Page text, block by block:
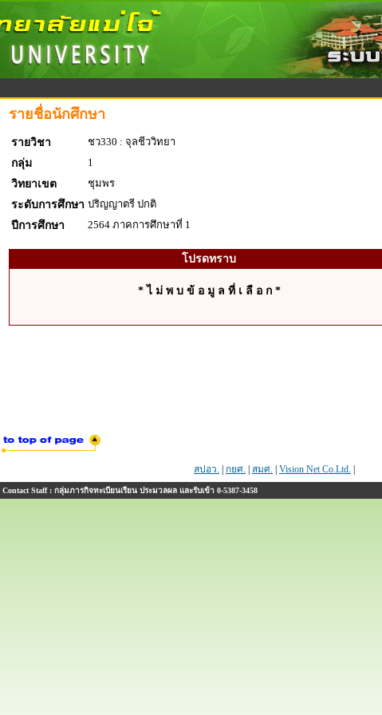
รายชื่อนักศึกษา
รายวิชา
ชว330 : จุลชีววิทยา
กลุ่ม
1
วิทยาเขต
ชุมพร
ระดับการศึกษา ปริญญาตรี ปกติ
ปีการศึกษา
2564 ภาคการศึกษาที่ 1
โปรดทราบ
* ไ ม่ พ บ ข้ อ มู ล ที่ เ ลื อ ก *
สปอว. กยศ. สมศ. Vision Net Co.Ltd.
Contact Staff : กลุ่มภารกิจทะเบียนเรียน ประมวลผล และรับเข้า 0-5387-3458